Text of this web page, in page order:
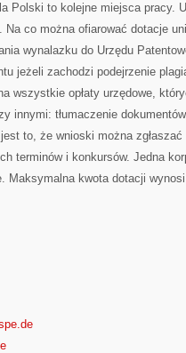
Polski to kolejne miejsca pracy.
co można ofiarować dotacje
wynalazku do Urzędu
jeżeli zachodzi podejrzenie
wszystkie opłaty urzędowe,
innymi: tłumaczenie
to, że wnioski można zgłaszać
terminów i konkursów. Jedna
Maksymalna kwota dotacji